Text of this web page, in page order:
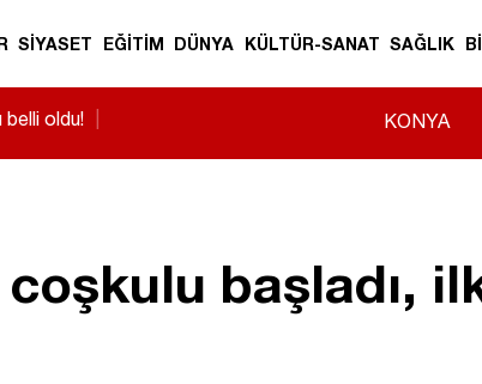
SİYASET EĞİTİM DÜNYA KÜLTÜR-SANAT SAĞLIK
kişi yeni hayatına
başladı,